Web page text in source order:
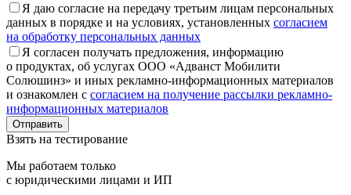
Я даю согласие на передачу третьим лицам персональных
данных в порядке и на условиях, установленных согласием
на обработку персональных данных
Я согласен получать предложения, информацию
о продуктах, об услугах ООО «Адванст Мобилити
Солюшинз» и иных рекламно-информационных материалов
и ознакомлен с согласием на получение рассылки рекламно-
информационных материалов
Отправить
Взять на тестирование
Мы работаем только
с юридическими лицами и ИП